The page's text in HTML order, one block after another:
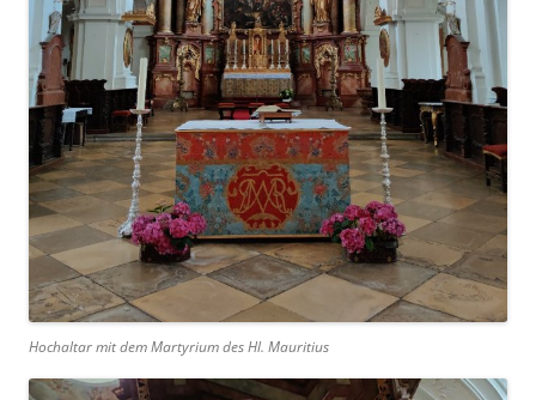
Hochaltar mit dem Martyrium des Hl. Mauritius